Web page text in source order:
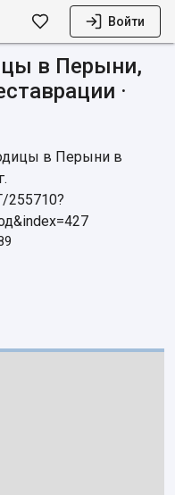
Войти
в Перыни,
·
в Перыни в
255710?